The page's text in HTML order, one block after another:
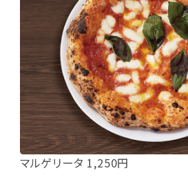
マルゲリータ 1,250円